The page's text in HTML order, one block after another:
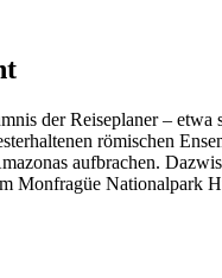
der Reiseplaner –
römischen
aufbrachen.
Monfragüe Nationalpark